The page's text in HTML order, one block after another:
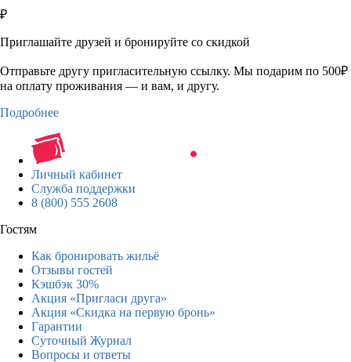
₽
Приглашайте друзей и бронируйте со скидкой
Отправьте другу пригласительную ссылку. Мы подарим по 500₽
на оплату проживания — и вам, и другу.
Подробнее
Личный кабинет
Служба поддержки
8 (800) 555 2608
Гостям
Как бронировать жильё
Отзывы гостей
Кэшбэк 30%
Акция «Пригласи друга»
Акция «Скидка на первую бронь»
Гарантии
Суточный Журнал
Вопросы и ответы